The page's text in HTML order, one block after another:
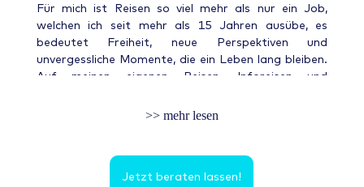
Für mich ist Reisen so viel mehr als nur ein Job,
welchen ich seit mehr als 15 Jahren ausübe, es
bedeutet Freiheit, neue Perspektiven und
unvergessliche Momente, die ein Leben lang bleiben.
Auf meinen eigenen Reisen, Inforeisen und
Hotels entdecken, faszinierende Kulturen
weiter wachsen lassen und sie sind heute die
Grundlage für meine persönliche Beratung.
>> mehr lesen
Jetzt beraten lassen!